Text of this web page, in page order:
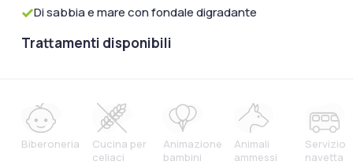
Di sabbia e mare con fondale digradante
Trattamenti disponibili
Biberoneria
Cucina per
celiaci
Animazione
bambini
Animali
ammessi
Servizio
navetta